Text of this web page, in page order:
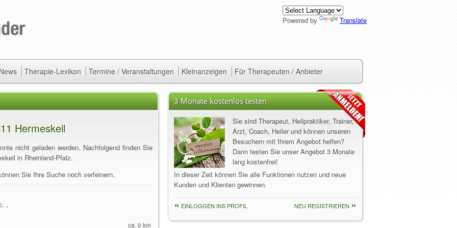
Powered by Translate
Therapie-Lexikon Termine / Veranstaltungen Kleinanzeigen Für Therapeuten / Anbieter
Hermeskeil
nicht geladen werden. Nachfolgend finden Sie
in Rheinland-Pfalz.
Sie Ihre Suche noch verfeinern.
ca. 0 km
,
3 Monate kostenlos testen
Sie sind Therapeut, Heilpraktiker, Trainer,
Arzt, Coach, Heiler und können unseren
Besuchern mit Ihrem Angebot helfen?
Dann testen Sie unser Angebot 3 Monate
lang kostenfrei!
In dieser Zeit können Sie alle Funktionen nutzen und neue
Kunden und Klienten gewinnen.
EINLOGGEN INS PROFIL NEU REGISTRIEREN